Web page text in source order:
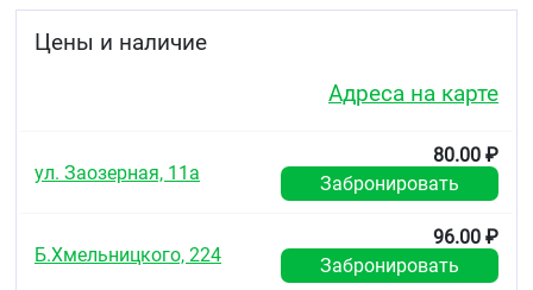
Цены и наличие
Адреса на карте
ул. Заозерная, 11а
80.00 ₽
Забронировать
Б.Хмельницкого, 224
96.00 ₽
Забронировать